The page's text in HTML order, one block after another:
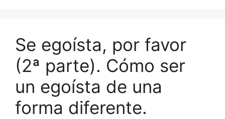
Se egoísta, por favor
(2ª parte). Cómo ser
un egoísta de una
forma diferente.